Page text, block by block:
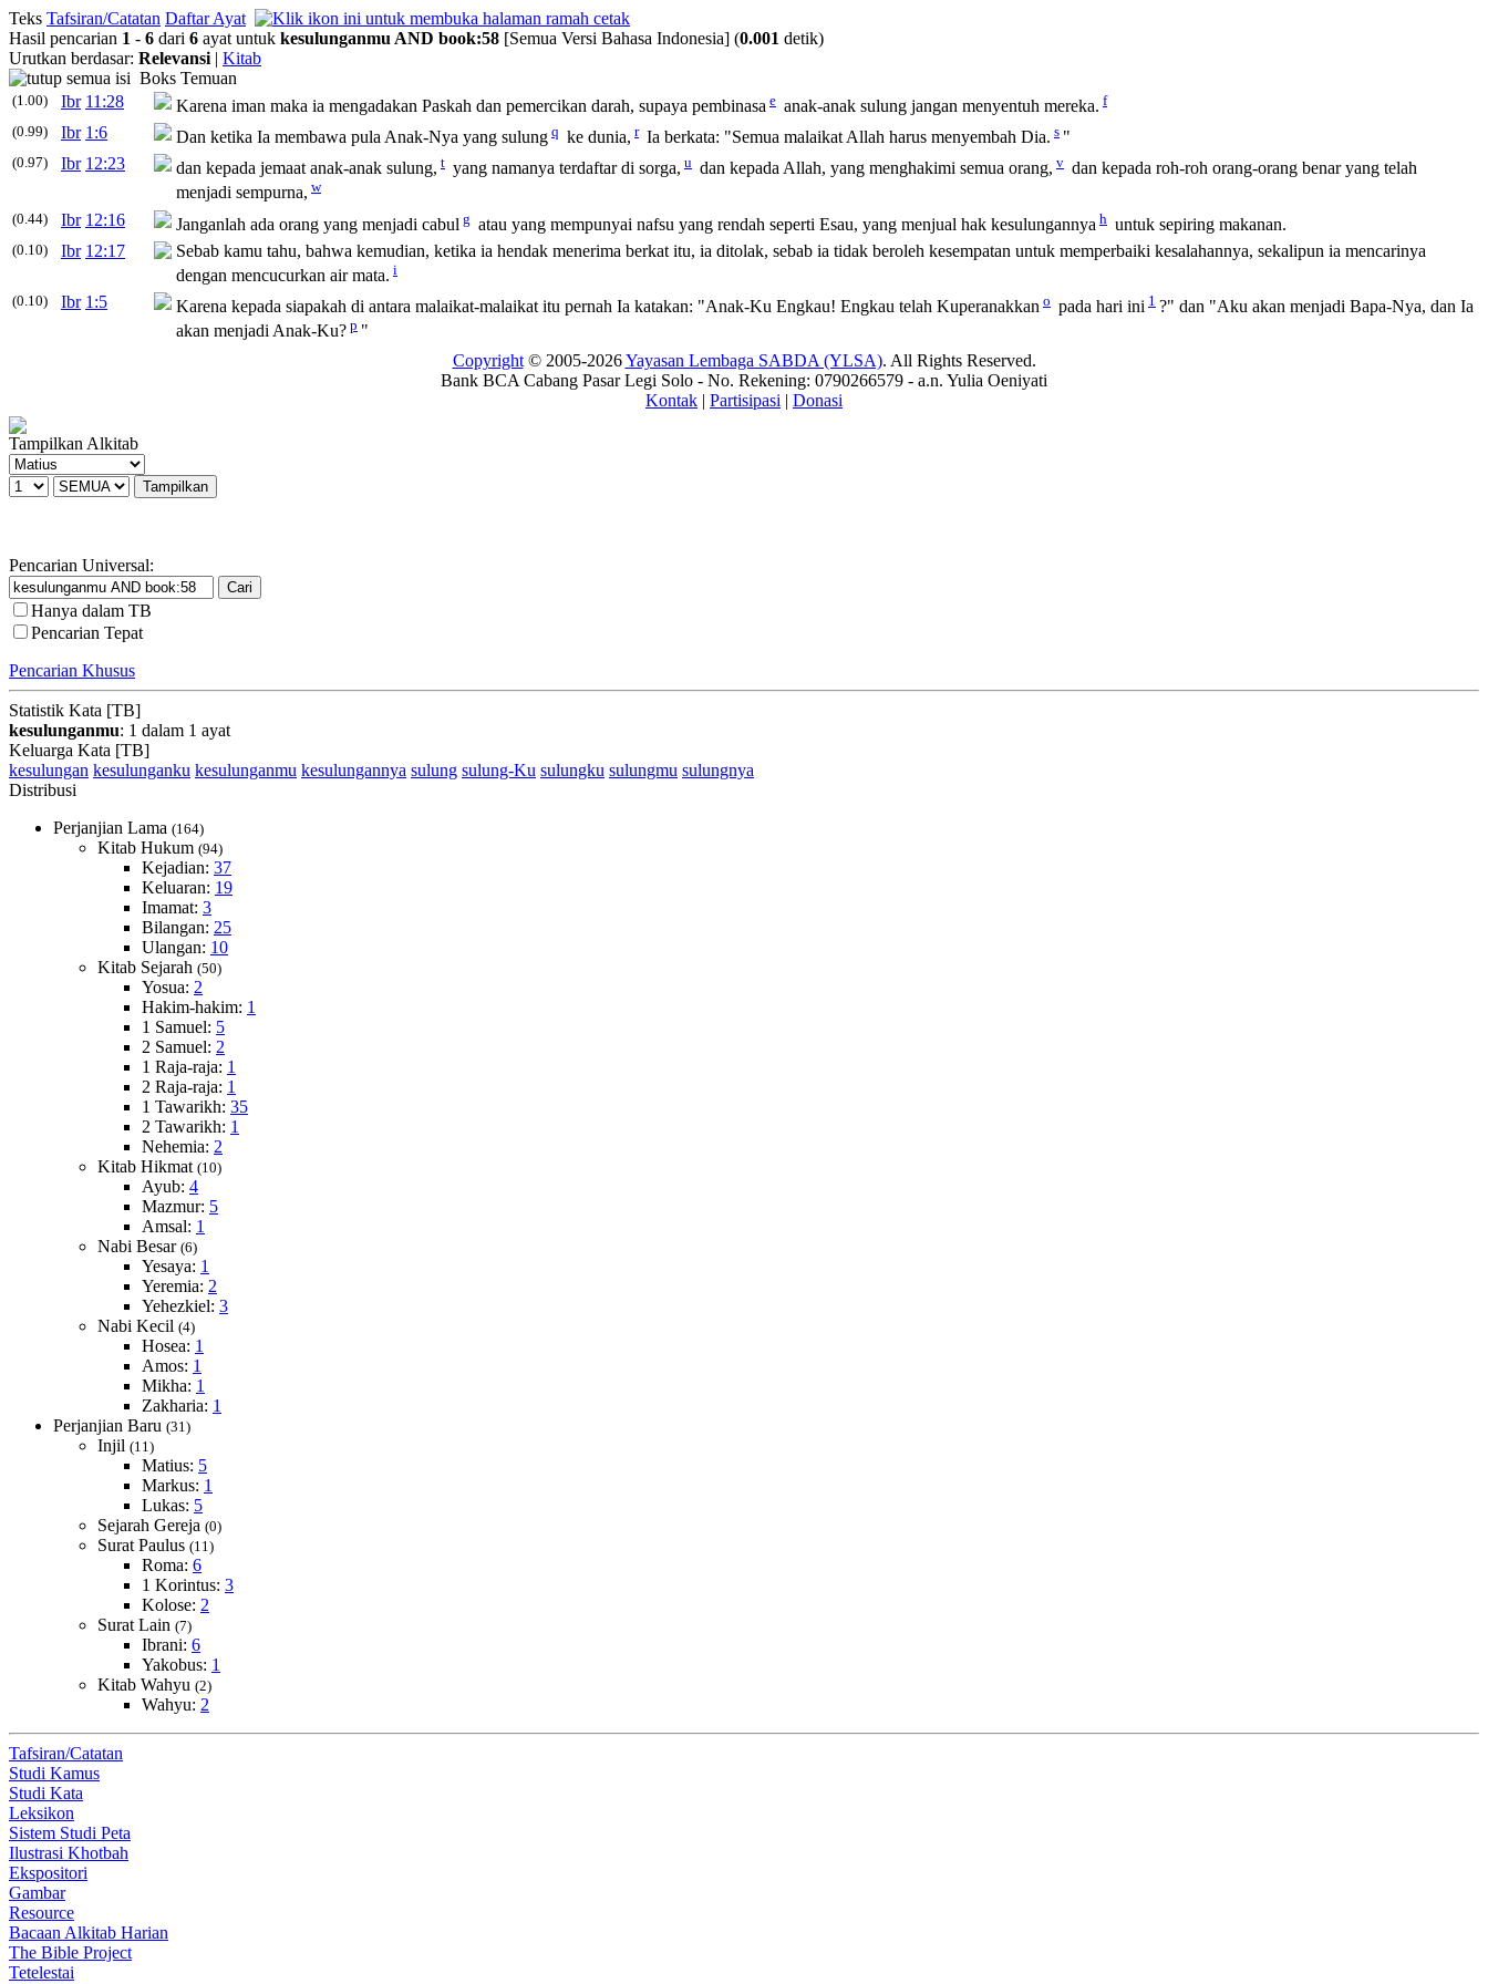
Teks Tafsiran/Catatan Daftar Ayat
Hasil pencarian 1 - 6 dari 6 ayat untuk kesulunganmu AND book:58 [Semua Versi Bahasa Indonesia] (0.001 detik)
Urutkan berdasar: Relevansi | Kitab
Boks Temuan
(1.00) Ibr 11:28 Karena iman maka ia mengadakan Paskah dan pemercikan darah, supaya pembinasa e anak-anak sulung jangan menyentuh mereka. f
(0.99)
Ibr 1:6 Dan ketika Ia membawa pula Anak-Nya yang sulung q ke dunia, r Ia berkata: "Semua malaikat Allah harus menyembah Dia. s "
(0.97) Ibr 12:23 dan kepada jemaat anak-anak sulung, t yang namanya terdaftar di sorga, u dan kepada Allah, yang menghakimi semua orang, v dan kepada roh-roh orang-orang benar yang telah
menjadi sempurna, w
(0.44)
Ibr 12:16 Janganlah ada orang yang menjadi cabul g atau yang mempunyai nafsu yang rendah seperti Esau, yang menjual hak kesulungannya h untuk sepiring makanan.
(0.10) Ibr 12:17
Sebab kamu tahu, bahwa kemudian, ketika ia hendak menerima berkat itu, ia ditolak, sebab ia tidak beroleh kesempatan untuk memperbaiki kesalahannya, sekalipun ia mencarinya
dengan mencucurkan air mata. i
(0.10)
Ibr 1:5 Karena kepada siapakah di antara malaikat-malaikat itu pernah Ia katakan: "Anak-Ku Engkau! Engkau telah Kuperanakkan o pada hari ini 1 ?" dan "Aku akan menjadi Bapa-Nya, dan Ia
akan menjadi Anak-Ku? p "
Copyright© 2005-2026Yayasan Lembaga SABDA (YLSA). All Rights Reserved.
Bank BCA Cabang Pasar Legi Solo - No. Rekening: 0790266579 - a.n. Yulia Oeniyati
Kontak | Partisipasi | Donasi
Tampilkan Alkitab
Pencarian Universal:
Hanya dalam TB
Pencarian Tepat
Pencarian Khusus
Statistik Kata [TB]
kesulunganmu: 1 dalam 1 ayat
Keluarga Kata [TB]
kesulungan kesulunganku kesulunganmu kesulungannya sulung sulung-Ku sulungku sulungmu sulungnya
Distribusi
Perjanjian Lama (164)
Kitab Hukum (94)
Kejadian: 37
Keluaran: 19
Imamat: 3
Bilangan: 25
Ulangan: 10
Kitab Sejarah (50)
Yosua: 2
Hakim-hakim: 1
1 Samuel: 5
2 Samuel: 2
1 Raja-raja: 1
2 Raja-raja: 1
1 Tawarikh: 35
2 Tawarikh: 1
Nehemia: 2
Kitab Hikmat (10)
Ayub: 4
Mazmur: 5
Amsal: 1
Nabi Besar (6)
Yesaya: 1
Yeremia: 2
Yehezkiel: 3
Nabi Kecil (4)
Hosea: 1
Amos: 1
Mikha: 1
Zakharia: 1
Perjanjian Baru (31)
Injil (11)
Matius: 5
Markus: 1
Lukas: 5
Sejarah Gereja (0)
Surat Paulus (11)
Roma: 6
1 Korintus: 3
Kolose: 2
Surat Lain (7)
Ibrani: 6
Yakobus: 1
Kitab Wahyu (2)
Wahyu: 2
Tafsiran/Catatan
Studi Kamus
Studi Kata
Leksikon
Sistem Studi Peta
Ilustrasi Khotbah
Ekspositori
Gambar
Resource
Bacaan Alkitab Harian
The Bible Project
Tetelestai